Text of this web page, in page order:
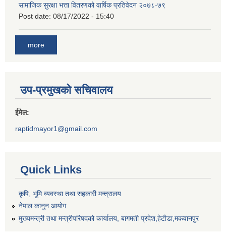
सामाजिक सुरक्षा भत्ता वितरणको वार्षिक प्रतिवेदन २०७८-७९
Post date: 08/17/2022 - 15:40
more
उप-प्रमुखको सचिवालय
ईमेल:
raptidmayor1@gmail.com
Quick Links
कृषि, भूमि व्यवस्था तथा सहकारी मन्त्रालय
नेपाल कानुन आयोग
मुख्यमन्त्री तथा मन्त्रीपरिषदको कार्यालय, बागमती प्रदेश,हेटाैडा,मकवानपुर